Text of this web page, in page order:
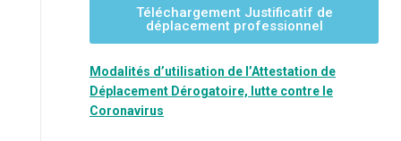
Téléchargement Justificatif de
déplacement professionnel
Modalités d’utilisation de l’Attestation de
Déplacement Dérogatoire, lutte contre le
Coronavirus